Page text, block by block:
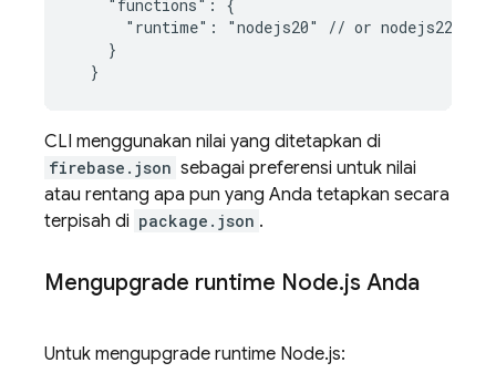
    "functions": {
      "runtime": "nodejs20" // or nodejs22
    }
CLI menggunakan nilai yang ditetapkan di
firebase.json sebagai preferensi untuk nilai
atau rentang apa pun yang Anda tetapkan secara
terpisah di package.json .
Mengupgrade runtime Node.js Anda
Untuk mengupgrade runtime Node.js: